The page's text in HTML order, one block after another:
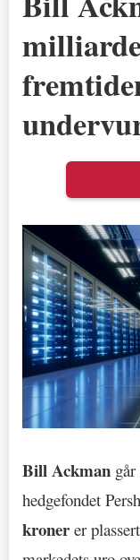
Bill Ackman
hedgefondet
kroner er